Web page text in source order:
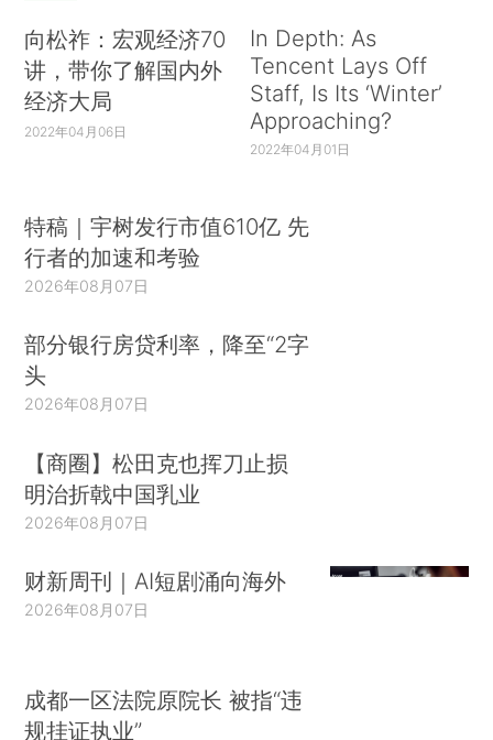
向松祚：宏观经济70
讲，带你了解国内外
经济大局
2022年04月06日
In Depth: As
Tencent Lays Off
Staff, Is Its ‘Winter’
Approaching?
2022年04月01日
特稿｜宇树发行市值610亿 先
行者的加速和考验
2026年08月07日
部分银行房贷利率，降至“2字
头
2026年08月07日
【商圈】松田克也挥刀止损
明治折戟中国乳业
2026年08月07日
财新周刊｜AI短剧涌向海外
2026年08月07日
成都一区法院原院长 被指“违
规挂证执业”